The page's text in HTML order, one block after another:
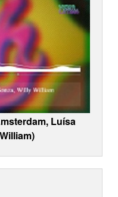
Luísa